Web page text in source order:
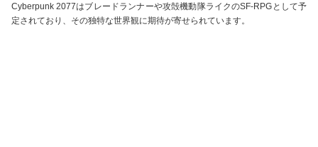
Cyberpunk 2077はブレードランナーや攻殻機動隊ライクのSF-RPGとして予
定されており、その独特な世界観に期待が寄せられています。